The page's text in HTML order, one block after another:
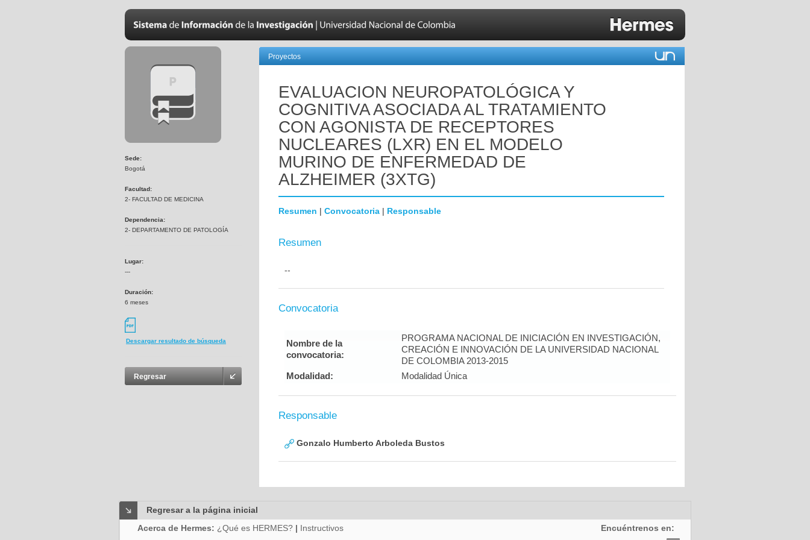
Sede:
Bogotá
Facultad:
2- FACULTAD DE MEDICINA
Dependencia:
2- DEPARTAMENTO DE PATOLOGÍA
Lugar:
---
Duración:
6 meses
Descargar resultado de búsqueda
Regresar
Proyectos
EVALUACION NEUROPATOLÓGICA Y
COGNITIVA ASOCIADA AL TRATAMIENTO
CON AGONISTA DE RECEPTORES
NUCLEARES (LXR) EN EL MODELO
MURINO DE ENFERMEDAD DE
ALZHEIMER (3XTG)
Resumen | Convocatoria | Responsable
Resumen
--
Convocatoria
Nombre de la
convocatoria:
PROGRAMA NACIONAL DE INICIACIÓN EN INVESTIGACIÓN,
CREACIÓN E INNOVACIÓN DE LA UNIVERSIDAD NACIONAL
DE COLOMBIA 2013-2015
Modalidad:
Modalidad Única
Responsable
Gonzalo Humberto Arboleda Bustos
Regresar a la página inicial
Acerca de Hermes: ¿Qué es HERMES? | Instructivos Encuéntrenos en: